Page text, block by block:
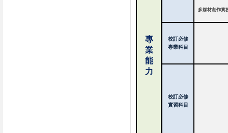
專
業
能
力
多媒材創作實
校訂必修
專業科目
校訂必修
實習科目